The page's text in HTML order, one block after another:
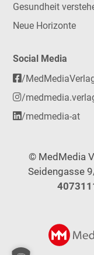
Gesundheit
Neue Horizonte
Social Media
/
/
/medmedia-at
© MedMedia
Seidengasse